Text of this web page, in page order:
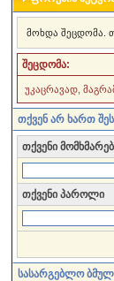
მოხდა შეცდომა.
შეცდომა:
უკაცრავად,
თქვენ არ ხართ
თქვენი
თქვენი პაროლი
სასარგებლო